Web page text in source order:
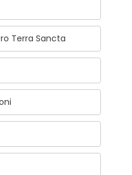
Terra Sancta